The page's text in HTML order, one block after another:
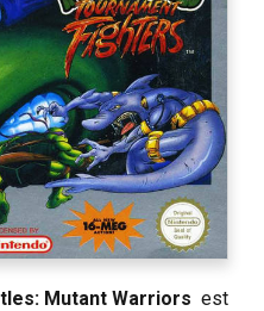
Mutant Warriors est